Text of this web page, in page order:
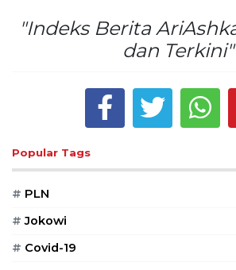
"Indeks Berita
dan Terkini"
Popular Tags
# PLN
# Jokowi
# Covid-19